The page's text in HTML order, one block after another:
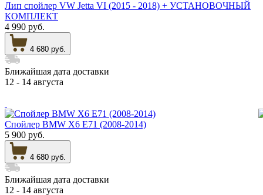
Лип спойлер VW Jetta VI (2015 - 2018) + УСТАНОВОЧНЫЙ
КОМПЛЕКТ
4 990 руб.
4 680 руб.
Ближайшая дата доставки
12 - 14 августа
Спойлер BMW X6 E71 (2008-2014)
5 900 руб.
4 680 руб.
Ближайшая дата доставки
12 - 14 августа